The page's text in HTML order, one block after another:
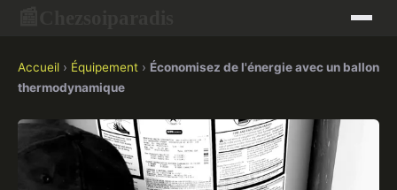
Accueil › Équipement › Économisez de l'énergie avec un ballon
thermodynamique